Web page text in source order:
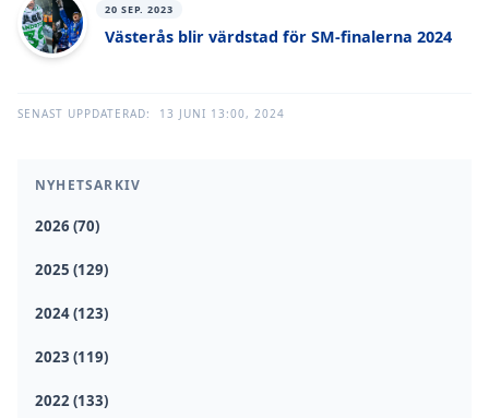
NYHETSARKIV
2026 (70)
2025 (129)
2024 (123)
2023 (119)
2022 (133)
20 SEP. 2023
Västerås blir värdstad för SM-finalerna 2024
SENAST UPPDATERAD: 13 JUNI 13:00, 2024